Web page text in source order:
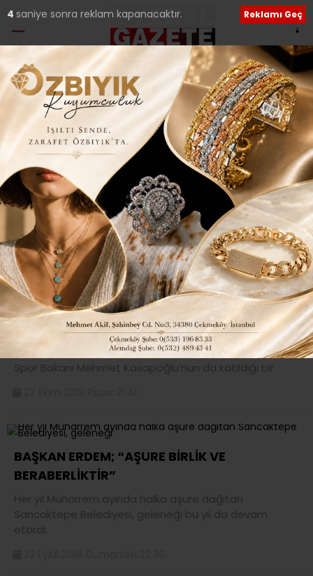
Etiket:İsmet Uçma
YÜCEL YALÇINKAYA; “BUGÜN DAHA BÜYÜK
PROJELERİN STARTINI VERİYORUZ..”
Kuruluşunun ardından pandemi sürecine rağmen ses
getiren çalışmalara imza atan Anadolu Birleştirici
Sanayici ve İşadamları
02 Nisan 2021 Cuma 23:58
ÜMRANİYE’NİN İLK YARI OLİMPİK YÜZME
HAVUZU AÇILDI..
Ümraniye’nin ilk yarı olimpik yüzme havuzu, Gençlik ve
Spor Bakanı Mehmet Kasapoğlu’nun da katıldığı bir
BAŞKAN ERDEM; “AŞURE BİRLİK VE
BERABERLİKTİR”
Her yıl Muharrem ayında halka aşure dağıtan
Sancaktepe Belediyesi, geleneği bu yıl da devam
ettirdi.
3 saniye sonra reklam kapanacaktır. Reklamı Geç